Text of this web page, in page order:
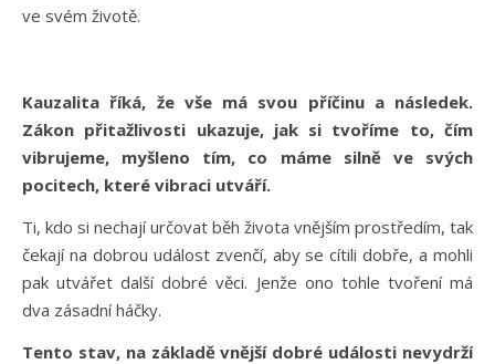
ve svém životě.
Kauzalita říká, že vše má svou příčinu a následek.
Zákon přitažlivosti ukazuje, jak si tvoříme to, čím
vibrujeme, myšleno tím, co máme silně ve svých
pocitech, které vibraci utváří.
Ti, kdo si nechají určovat běh života vnějším prostředím, tak
čekají na dobrou událost zvenčí, aby se cítili dobře, a mohli
pak utvářet další dobré věci. Jenže ono tohle tvoření má
dva zásadní háčky.
Tento stav, na základě vnější dobré události nevydrží